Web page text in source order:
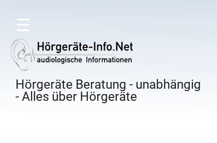
☰
Hörgeräte Beratung - unabhängig
- Alles über Hörgeräte